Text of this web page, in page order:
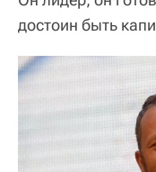
достоин быть